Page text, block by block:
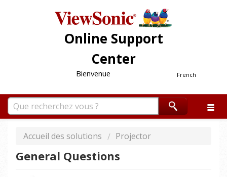
Online Support
Center
French
Bienvenue
Accueil des solutions Projector
General Questions